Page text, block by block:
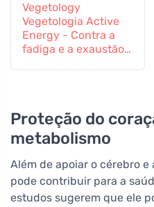
Vegetology
Vegetologia Active
Energy - Contra a
fadiga e a exaustão,
Proteção do
metabolismo
Além de apoiar o cérebro
pode contribuir para a
estudos sugerem que ele